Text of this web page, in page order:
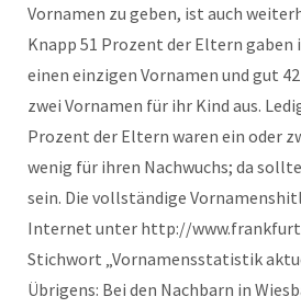
Vornamen zu geben, ist auch
Knapp 51 Prozent der Eltern gaben
einen einzigen Vornamen und gut
zwei Vornamen für ihr Kind aus.
Prozent der Eltern waren ein oder
wenig für ihren Nachwuchs; da
sein. Die vollständige
Internet unter http://
Stichwort „Vornamensstatistik
Übrigens: Bei den Nachbarn in